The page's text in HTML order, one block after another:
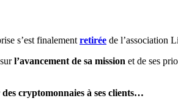
s’est finalement retirée de l’association
l’avancement de sa mission et de ses
cryptomonnaies à ses clients…